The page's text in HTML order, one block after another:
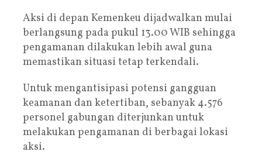
Aksi di depan Kemenkeu dijadwalkan mulai
berlangsung pada pukul 13.00 WIB sehingga
pengamanan dilakukan lebih awal guna
memastikan situasi tetap terkendali.
Untuk mengantisipasi potensi gangguan
keamanan dan ketertiban, sebanyak 4.576
personel gabungan diterjunkan untuk
melakukan pengamanan di berbagai lokasi
aksi.